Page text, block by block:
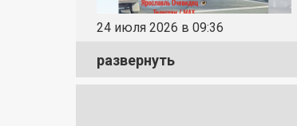
24 июля 2026 в 09:36
развернуть